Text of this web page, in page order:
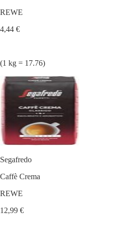
REWE
4,44 €
(1 kg = 17.76)
Segafredo
Caffè Crema
REWE
12,99 €